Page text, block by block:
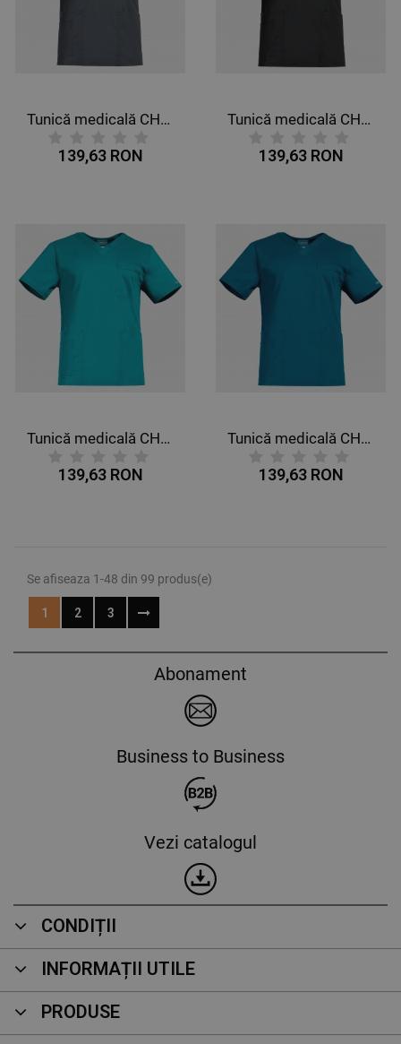
Tunică medicală CHEROKEE V-NECK GRI WWE4725
139,63 RON
Tunică medicală CHEROKEE V-NECK NEGRU WWE4725
139,63 RON
Tunică medicală CHEROKEE V-NECK PETROL DESCHIS WWE4725
139,63 RON
Tunică medicală CHEROKEE V-NECK PETROL WWE4725
139,63 RON
Se afiseaza 1-48 din 99 produs(e)
1 2 3
Abonament
Business to Business
Vezi catalogul
CONDIȚII
INFORMAȚII UTILE
PRODUSE